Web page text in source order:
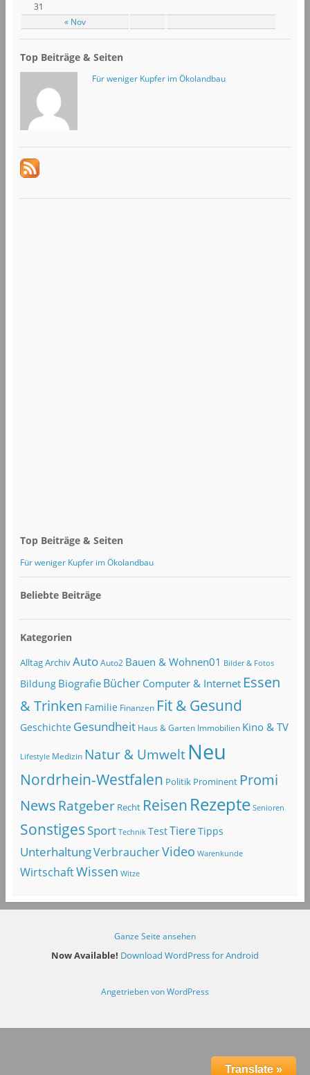
« Nov
31
Top Beiträge & Seiten
Für weniger Kupfer im Ökolandbau
Top Beiträge & Seiten
Für weniger Kupfer im Ökolandbau
Beliebte Beiträge
Kategorien
AlltagArchivAuto Auto2 Bauen & Wohnen01 Bilder & Fotos
Bildung Biografie Bücher Computer & Internet Essen
& Trinken Familie Finanzen Fit & Gesund
Geschichte Gesundheit Haus & Garten Immobilien Kino & TV
Lifestyle Medizin Natur & Umwelt Neu
Nordrhein-Westfalen Politik Prominent Promi
NewsRatgeber Recht Reisen Rezepte Senioren
SonstigesSport Technik TestTiereTipps
UnterhaltungVerbraucherVideo Warenkunde
WirtschaftWissen Witze
Ganze Seite ansehen
Now Available! Download WordPress for Android
Angetrieben von WordPress
Translate »